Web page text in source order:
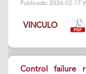
Publicado: 2026-02-17
VINCULO
Control failure